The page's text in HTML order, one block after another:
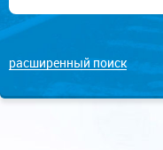
расширенный поиск